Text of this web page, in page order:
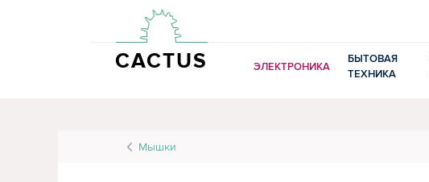
CACTUS ЭЛЕКТРОНИКА
БЫТОВАЯ
ТЕХНИКА
Мышки